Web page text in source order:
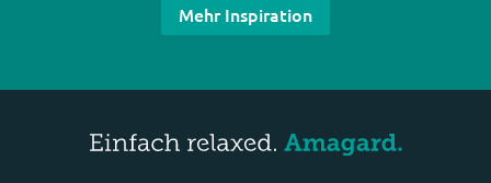
Mehr Inspiration